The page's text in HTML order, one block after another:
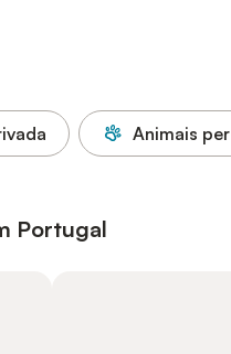
Animais
Portugal